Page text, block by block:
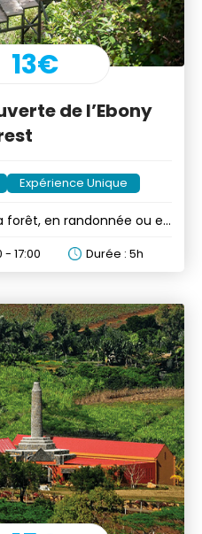
13€
de l’Ebony
Expérience Unique
forêt, en randonnée ou en
- 17:00 Durée : 5h